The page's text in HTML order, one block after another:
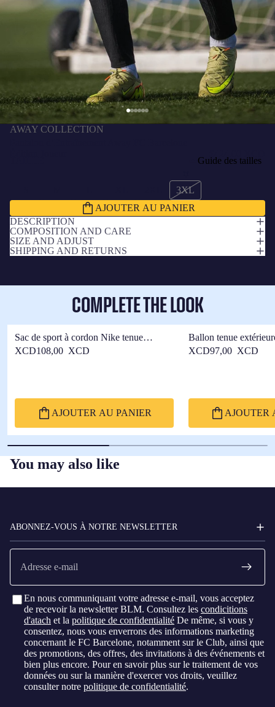
AWAY COLLECTION
Guide des tailles
3XL
AJOUTER AU PANIER
DESCRIPTION
COMPOSITION AND CARE
SIZE AND ADJUST
SHIPPING AND RETURNS
COMPLETE THE LOOK
Sac de sport à cordon Nike tenue
extérieure F.C Barcelona x Kobe Bryant
XCD108,00 XCD
AJOUTER AU PANIER
Ballon tenue
Barcelona x Kobe
XCD97,00 XCD
AJOUTER
You may also like
ABONNEZ-VOUS À NOTRE NEWSLETTER
E-
mail
En nous communiquant votre adresse e-mail, vous acceptez
de recevoir la newsletter BLM. Consultez les condicitions
d'atach et la politique de confidentialité De même, si vous y
consentez, nous vous enverrons des informations marketing
concernant le FC Barcelone, notamment sur le Club, ainsi que
des promotions, des offres, des invitations à des événements et
bien plus encore. Pour en savoir plus sur le traitement de vos
données ou sur la manière d'exercer vos droits, veuillez
consulter notre politique de confidentialité.